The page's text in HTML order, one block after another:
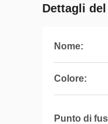
Dettagli
Nome:
Colore:
Punto di